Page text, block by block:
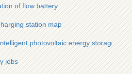
of flow battery
station map
photovoltaic energy storage
jobs